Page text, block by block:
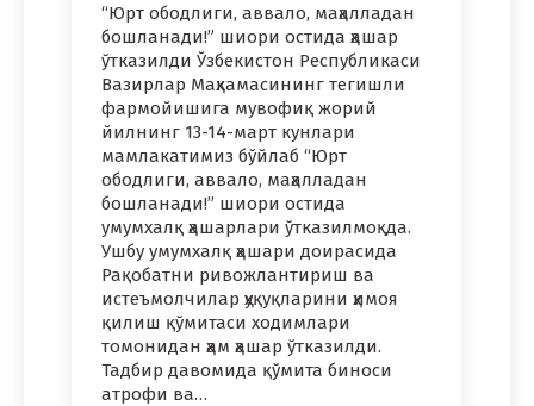
“Юрт ободлиги, аввало, маҳалладaн
бошланади!” шиори остида ҳашар
ўтказилди Ўзбекистон Республикаси
Вазирлар Маҳкамасининг тегишли
фармойишига мувофиқ жорий
йилнинг 13-14-март кунлари
мамлакатимиз бўйлаб “Юрт
ободлиги, аввало, маҳалладaн
бошланади!” шиори остида
умумхалқ ҳашарлари ўтказилмоқда.
Ушбу умумхалқ ҳашари доирасида
Рақобатни ривожлантириш ва
истеъмолчилар ҳуқуқларини ҳимоя
қилиш қўмитаси ходимлари
томонидан ҳам ҳашар ўтказилди.
Тадбир давомида қўмита биноси
атрофи ва…